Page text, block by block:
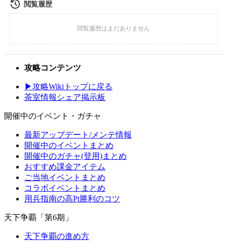
攻略コンテンツ
▶攻略Wikiトップに戻る
茶室情報シェア掲示板
開催中のイベント・ガチャ
最新アップデート/メンテ情報
開催中のイベントまとめ
開催中のガチャ(登用)まとめ
おすすめ課金アイテム
ご当地イベントまとめ
コラボイベントまとめ
用兵指南の高Pt勝利のコツ
天下争覇「第6期」
天下争覇の進め方